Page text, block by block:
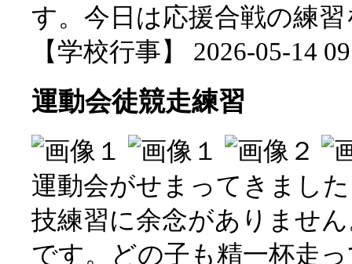
す。今日は応援合戦の練
【学校行事】 2026-05-14
運動会徒競走練習
運動会がせまってきまし
技練習に余念がありませ
です。どの子も精一杯走